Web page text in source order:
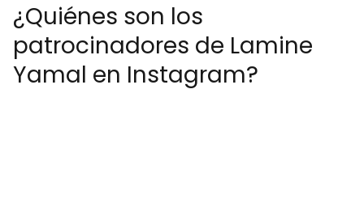
¿Quiénes son los
patrocinadores de Lamine
Yamal en Instagram?